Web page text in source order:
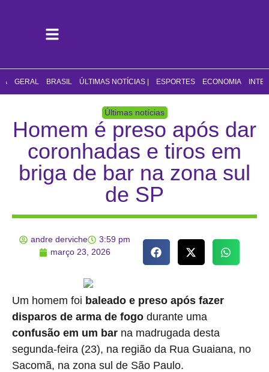
GERAL BRASIL ÚLTIMAS NOTÍCIAS | ESPORTES ECONOMIA
Últimas notícias
Homem é preso após dar
coronhadas e tiros em
briga de bar na zona sul
de SP
andre derviche
3:59 pm
março 23, 2026
Um homem foi baleado e preso após fazer
disparos de arma de fogo durante uma
confusão em um bar na madrugada desta
segunda-feira (23), na região da Rua Guaiana, no
Sacomã, na zona sul de São Paulo.